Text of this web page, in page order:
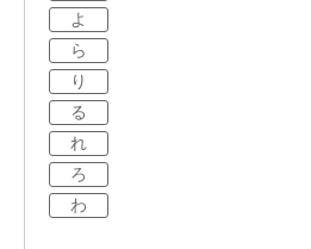
よ
ら
り
る
れ
ろ
わ